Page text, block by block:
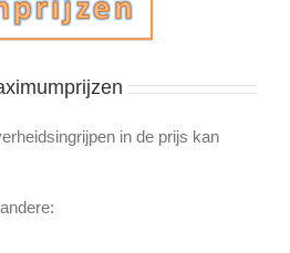
in de prijs kan